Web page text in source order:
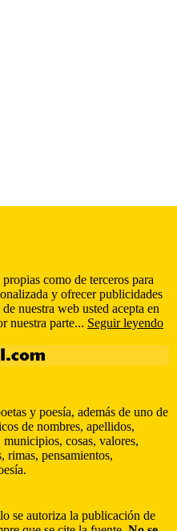
como de terceros para
y ofrecer publicidades
nuestra web usted acepta en
nuestra parte... Seguir leyendo
y poesía, además de uno de
de nombres, apellidos,
cosas, valores,
rimas, pensamientos,
se autoriza la publicación de